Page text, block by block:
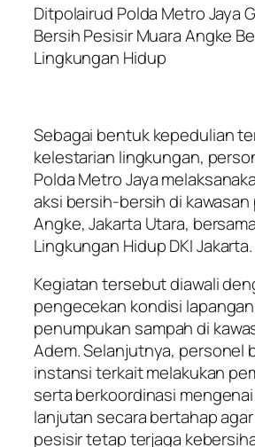
Ditpolairud Polda Metro Jaya
Bersih Pesisir Muara Angke
Lingkungan Hidup
Sebagai bentuk kepedulian
kelestarian lingkungan,
Polda Metro Jaya
aksi bersih-bersih di kawasan
Angke, Jakarta Utara,
Lingkungan Hidup DKI Jakarta.
Kegiatan tersebut diawali
pengecekan kondisi
penumpukan sampah di
Adem. Selanjutnya, personel
instansi terkait melakukan
serta berkoordinasi
lanjutan secara bertahap
pesisir tetap terjaga